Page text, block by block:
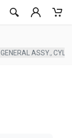
GENERAL ASSY.,